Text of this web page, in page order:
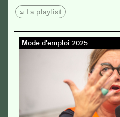
La playlist
Mode d'emploi 2025